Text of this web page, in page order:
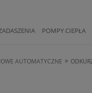
POMPY CIEPŁA
AUTOMATYCZNE »